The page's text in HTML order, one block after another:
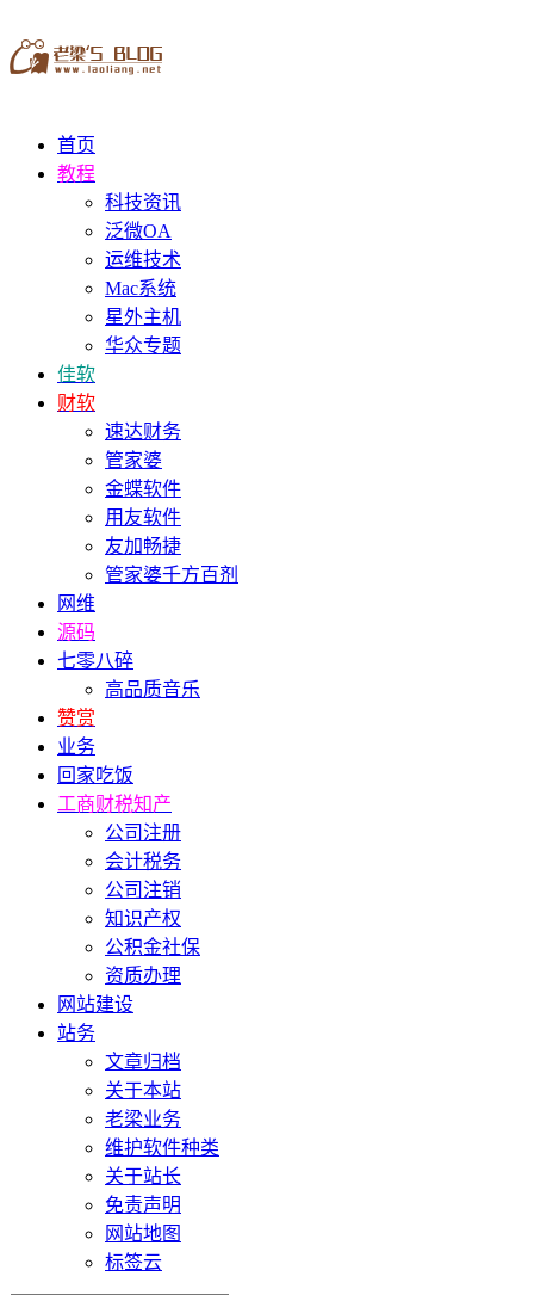
首页
教程
科技资讯
泛微OA
运维技术
Mac系统
星外主机
华众专题
佳软
财软
速达财务
管家婆
金蝶软件
用友软件
友加畅捷
管家婆千方百剂
网维
源码
七零八碎
高品质音乐
赞赏
业务
回家吃饭
工商财税知产
公司注册
会计税务
公司注销
知识产权
公积金社保
资质办理
网站建设
站务
文章归档
关于本站
老梁业务
维护软件种类
关于站长
免责声明
网站地图
标签云